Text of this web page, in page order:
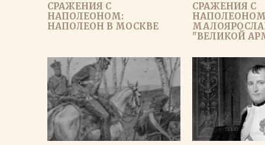
СРАЖЕНИЯ С
НАПОЛЕОНОМ:
НАПОЛЕОН В МОСКВЕ
СРАЖЕНИЯ С
"ВЕЛИКОЙ